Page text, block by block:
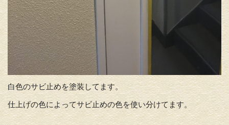
白色のサビ止めを塗装してます。
仕上げの色によってサビ止めの色を使い分けてます。